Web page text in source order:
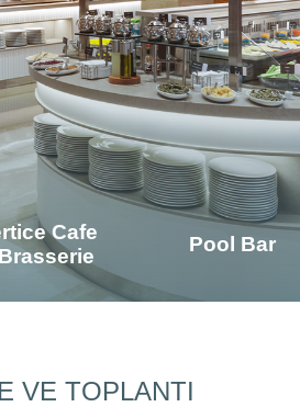
Cafe
Pool Bar
VE TOPLANTI